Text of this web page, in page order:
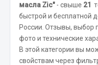
Система охлаждения
Сцепление
Весь раздел
масла Zic"- свыше 21
быстрой и бесплатной
России. Отзывы, выбор
фото и технические
В этой категории вы
свойствам через